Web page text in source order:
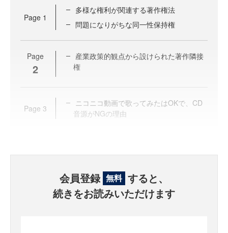
Page 1
多様な権利が関連する著作権法
問題になりがちな同一性保持権
Page
2
産業政策的観点から設けられた著作隣接
権
Page 3
ニコニコ動画で歌ってみたはOKで、CD
音源がNGの理由
会員登録 無料 すると、
続きをお読みいただけます